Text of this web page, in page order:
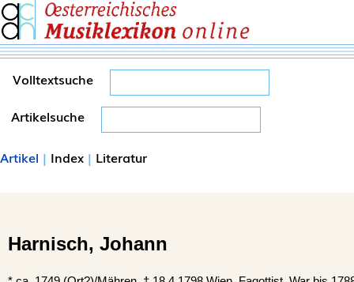
Volltextsuche
Artikelsuche
Artikel | Index | Literatur
Harnisch, Johann